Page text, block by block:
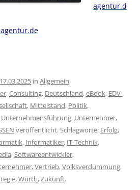
agentur.d
17.03.2025 in Allgemein,
,Consulting, Deutschland,eBook, EDV-
, Mittelstand, Politik,
Unternehmensführung, Unternehmer,
veröffentlicht. Schlagworte: Erfolg,
, Informatiker, IT-Technik,
,Softwareentwickler,
,Vertrieb,Volksverdummung,
,Würth,Zukunft.